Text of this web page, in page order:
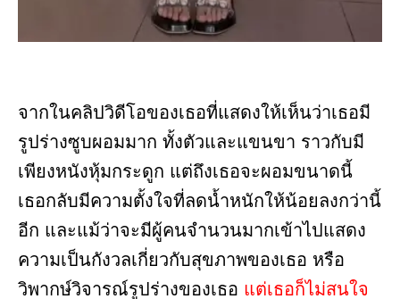
จากในคลิปวิดีโอของเธอที่แสดงให้เห็นว่าเธอมี
รูปร่างซูบผอมมาก ทั้งตัวและแขนขา ราวกับมี
เพียงหนังหุ้มกระดูก แต่ถึงเธอจะผอมขนาดนี้
เธอกลับมีความตั้งใจที่ลดน้ำหนักให้น้อยลงกว่านี้
อีก และแม้ว่าจะมีผู้คนจำนวนมากเข้าไปแสดง
ความเป็นกังวลเกี่ยวกับสุขภาพของเธอ หรือ
วิพากษ์วิจารณ์รูปร่างของเธอ แต่เธอก็ไม่สนใจ